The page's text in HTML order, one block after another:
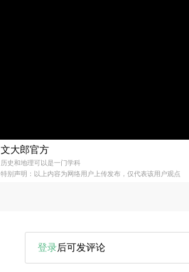
文大郎官方
历史和地理可以是一门学科
特别声明：以上内容为网络用户上传发布，仅代表该用户观点
登录后可发评论